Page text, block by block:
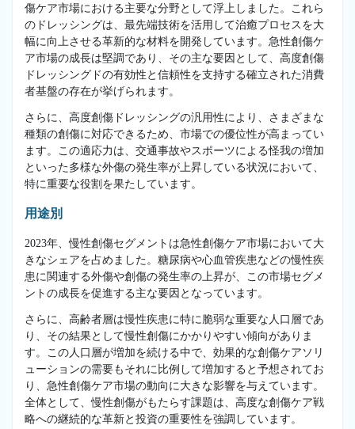
傷ケア市場における主要な分野として浮上しました。これら
のドレッシングは、最先端技術を活用して治癒プロセスを大
幅に向上させる革新的な材料を開発しています。急性創傷ケ
ア市場の成長は堅調であり、その主な要因として、高度創傷
ドレッシングドの有効性と信頼性を支持する確立された消費
者基盤の存在が挙げられます。
さらに、高度創傷ドレッシングの汎用性により、さまざまな
種類の創傷に対応できるため、市場での優位性が高まってい
ます。この適応力は、交通事故やスポーツによる怪我の増加
といった多様な外傷の発生率が上昇している状況において、
特に重要な役割を果たしています。
用途別
2023年、慢性創傷セグメントは急性創傷ケア市場において大
きなシェアを占めました。糖尿病や心血管疾患などの慢性疾
患に関連する外傷や創傷の発生率の上昇が、この市場セグメ
ントの成長を促進する主な要因となっています。
さらに、高齢者層は慢性疾患に特に脆弱な重要な人口層であ
り、その結果として慢性創傷にかかりやすい傾向がありま
す。この人口層が増加を続ける中で、効果的な創傷ケアソリ
ューションの需要もそれに比例して増加すると予想されてお
り、急性創傷ケア市場の動向に大きな影響を与えています。
全体として、慢性創傷がもたらす課題は、高度な創傷ケア戦
略への継続的な革新と投資の重要性を強調しています。